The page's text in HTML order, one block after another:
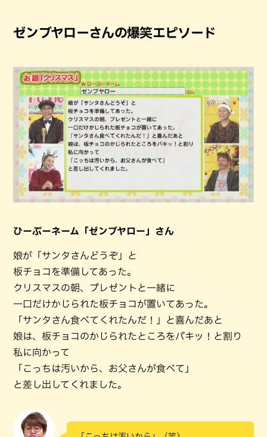
ゼンブヤローさんの爆笑エピソード
ひーぷーネーム「ゼンブヤロー」さん
娘が「サンタさんどうぞ」と
板チョコを準備してあった。
クリスマスの朝、プレゼントと一緒に
一口だけかじられた板チョコが置いてあった。
「サンタさん食べてくれたんだ！」と喜んだあと
娘は、板チョコのかじられたところをパキッ！と割り
私に向かって
「こっちは汚いから、お父さんが食べて」
と差し出してくれました。